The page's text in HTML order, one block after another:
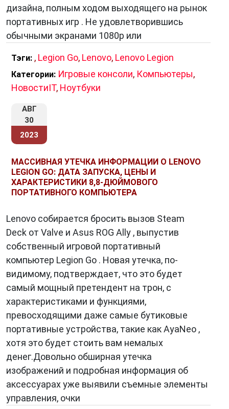
3. Революционная система охлаждения
длительном гейминге на ноутбуке или
компьютере является перегрев.Lenovo Legion
решает эту проблему с помощью своей
революционной системы охлаждения. Она
включает в себя множество вентиляторов,
тепловых трубок и интеллектуальных
которые поддерживают оптимальные
условия для работы процессора и
видеокарты.
4. Уникальные геймерские функции
Lenovo Legion также предлагает ряд
уникальных геймерских функций, которые
делают игровой опыт более
удовлетворительным. Например, клавиатуры
с подсветкой RGB, макросы на клавишах и
специальные горячие клавиши для записи
игровых моментов или активации различных
режимов. Эти функции могут существенно
повысить производительность и
удовольствие от игры.
дизайна, полным ходом выходящего на рынок
портативных игр . Не удовлетворившись
обычными экранами 1080p или
Тэги: , Legion Go, Lenovo, Lenovo Legion
Категории: Игровые консоли, Компьютеры,
НовостиIT, Ноутбуки
АВГ
30
2023
МАССИВНАЯ УТЕЧКА ИНФОРМАЦИИ О LENOVO
LEGION GO: ДАТА ЗАПУСКА, ЦЕНЫ И
ХАРАКТЕРИСТИКИ 8,8-ДЮЙМОВОГО
ПОРТАТИВНОГО КОМПЬЮТЕРА
Lenovo собирается бросить вызов Steam
Deck от Valve и Asus ROG Ally , выпустив
собственный игровой портативный
компьютер Legion Go . Новая утечка, по-
видимому, подтверждает, что это будет
самый мощный претендент на трон, с
характеристиками и функциями,
превосходящими даже самые бутиковые
портативные устройства, такие как AyaNeo ,
хотя это будет стоить вам немалых
денег.Довольно обширная утечка
изображений и подробная информация об
аксессуарах уже выявили съемные элементы
управления, очки